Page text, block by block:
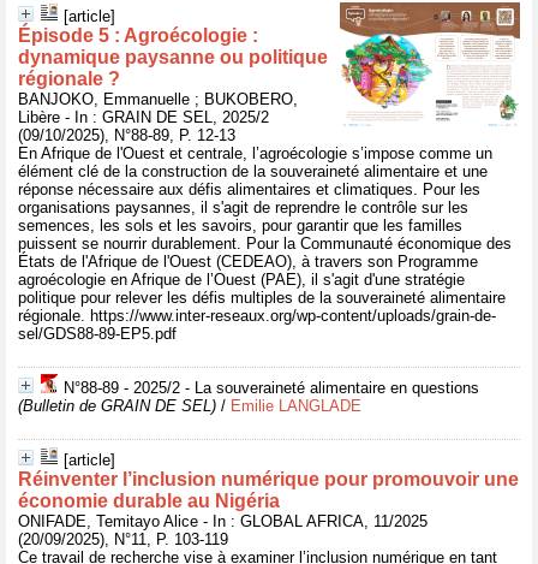
[article]
Épisode 5 : Agroécologie :
dynamique paysanne ou politique
régionale ?
BANJOKO, Emmanuelle ; BUKOBERO,
Libère - In : GRAIN DE SEL, 2025/2
(09/10/2025), N°88-89, P. 12-13
En Afrique de l'Ouest et centrale, l’agroécologie s’impose comme un
élément clé de la construction de la souveraineté alimentaire et une
réponse nécessaire aux défis alimentaires et climatiques. Pour les
organisations paysannes, il s'agit de reprendre le contrôle sur les
semences, les sols et les savoirs, pour garantir que les familles
puissent se nourrir durablement. Pour la Communauté économique des
États de l'Afrique de l'Ouest (CEDEAO), à travers son Programme
agroécologie en Afrique de l’Ouest (PAE), il s'agit d'une stratégie
politique pour relever les défis multiples de la souveraineté alimentaire
régionale. https://www.inter-reseaux.org/wp-content/uploads/grain-de-
sel/GDS88-89-EP5.pdf
N°88-89 - 2025/2 - La souveraineté alimentaire en questions
(Bulletin de GRAIN DE SEL) / Emilie LANGLADE
[article]
Réinventer l’inclusion numérique pour promouvoir une
économie durable au Nigéria
ONIFADE, Temitayo Alice - In : GLOBAL AFRICA, 11/2025
(20/09/2025), N°11, P. 103-119
Ce travail de recherche vise à examiner l’inclusion numérique en tant